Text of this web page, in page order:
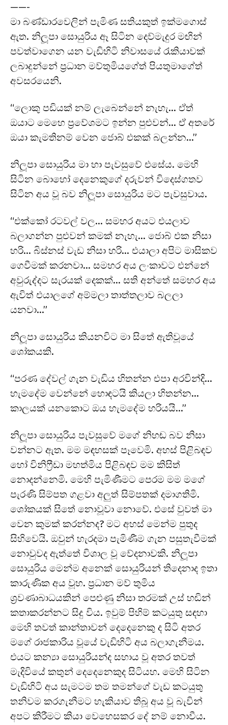
——-
මා බණ්ඩාරවෙලින් පැමිණ සතියකුත් ඉක්මගොස්
ඇත. නිලූපා සොයුරිය ඈ සිටින දෙව්මැදුර මඟින්
පවත්වාගෙන යන වැඩිහිටි නිවාසයේ රැකියාවක්
ලබාදුන්නේ ප්‍රධාන මව්තුමියගේත් පියතුමාගේත්
අවසරයෙනි.
“ලොකු පඩියක් නම් ලැබෙන්නේ නැහැ… ඒත්
ඔයාට මෙහෙ ප්‍රවේශමට ඉන්න පුළුවන්… ඒ අතරේ
ඔයා කැමතිනම් වෙන ජොබ් එකක් බලන්න…”
නිලූපා සොයුරිය මා හා පැවසුවේ එසේය. මෙහි
සිටින බොහෝ දෙනෙකුගේ දරුවන් විදෙස්ගතව
සිටින අය වූ බව නිලූපා සොයුරිය මට පැවසුවාය.
“එක්කෝ රටවල් වල… සමහර අයට එයලාව
බලාගන්න පුළුවන් කමක් නැහැ… ජොබ් එක නිසා
හරි… බිස්නස් වැඩ නිසා හරි… එයාලා අපිට මාසිකව
ගෙවීමක් කරනවා… සමහර අය ලංකාවට එන්නේ
අවුරුද්දට සැරයක් දෙකක්… සති අන්තේ සමහර අය
ඇවිත් එයාලගේ අම්මලා තාත්තලාව බලලා
යනවා…”
නිලූපා සොයුරිය කියනවිට මා සිතේ ඇතිවූයේ
ශෝකයකි.
“පරණ දේවල් ගැන වැඩිය හිතන්න එපා අරවින්දි…
හැමදේම වෙන්නේ හොඳටයි කියලා හිතන්න…
කාලයක් යනකොට ඔය හැමදේම හරියයි…”
නිලූපා සොයුරිය පැවසුවේ මගේ නිහඬ බව නිසා
වන්නට ඇත. මම මඳහසක් පෑවෙමි. අහස් පිළිබඳව
හෝ විනිෆ්‍රීඩා මහත්මිය පිළිබඳව මම කිසිත්
නොදන්නෙමි. මෙහි පැමිණීමට පෙරම මම මගේ
පැරණි සිම්පත ගළවා අලුත් සිම්පතක් දමාගතිමි.
ශෝකයක් සිතේ නොවූවා නොවේ. එසේ වුවත් මා
වෙන කුමක් කරන්නද? මට අහස් මෙන්ම පුතුද
සිහිවෙයි. ඔවුන් හැරදමා පැමිණීම ගැන පසුතැවීමක්
නොවුවද ඇත්තේ විශාල වූ වේදනාවකි. නිලූපා
සොයුරිය මෙන්ම අනෙක් සොයුරියන් තිදෙනාද ඉතා
කාරුණික අය වූහ. ප්‍රධාන මව් තුමිය
ශ්‍රවණාබාධයකින් පෙළුණු නිසා තරමක් උස් හඬින්
කතාකරන්නට සිදු විය. ඉවුම් පිහිම් කටයුතු සඳහා
මෙහි තවත් කාන්තාවන් දෙදෙනෙකු ද සිටි අතර
මගේ රාජකාරිය වූයේ වැඩිහිටි අය බලාගැනීමය.
එයට කන්‍යා සොයුරියන්ද සහාය වූ අතර තවත්
මැදිවියේ කතුන් දෙදෙනෙකුද සිටියහ. මෙහි සිටින
වැඩිහිටි අය සැමටම තම තමන්ගේ වැඩ කටයුතු
තනිවම කරගැනීමට හැකියාව තිබූ අය වූ බැවින්
අපට කිරීමට කියා වෙහෙසකර දේ නම් නොවීය.